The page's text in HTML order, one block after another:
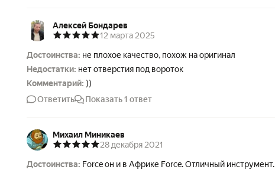
Алексей Бондарев
12 марта 2025
Достоинства: не плохое качество, похож на оригинал
Недостатки: нет отверстия под вороток
Комментарий: ))
Ответить
Показать 1 ответ
Михаил Миникаев
28 декабря 2021
Достоинства: Force он и в Африке Force. Отличный инструмент.